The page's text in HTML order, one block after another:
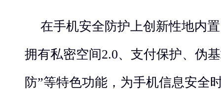
在手机安全防护上创新性地内
拥有私密空间2.0、支付保护、伪
防”等特色功能，为手机信息安全